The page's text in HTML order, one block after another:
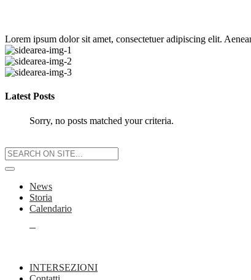
Lorem ipsum dolor sit amet, consectetuer adipiscing elit.
Latest Posts
Sorry, no posts matched your criteria.
News
Storia
Calendario
INTERSEZIONI